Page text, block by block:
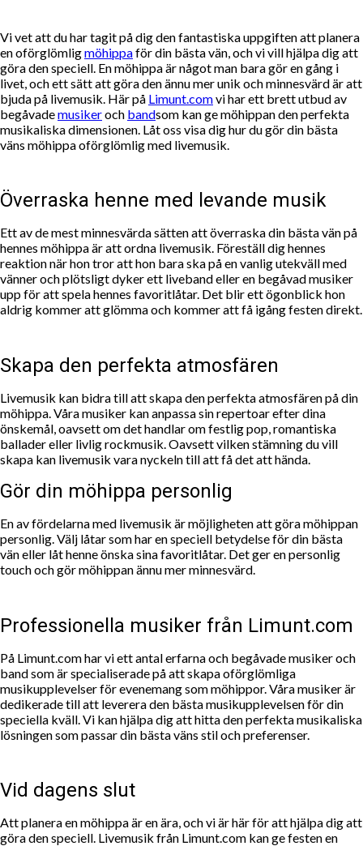
Vi vet att du har tagit på dig den fantastiska uppgiften att planera
en oförglömligmöhippaför din bästa vän, och vi vill hjälpa dig att
göra den speciell. En möhippa är något man bara gör en gång i
livet, och ett sätt att göra den ännu mer unik och minnesvärd är att
bjuda på livemusik. Här på Limunt.comvi har ett brett utbud av
begåvademusikeroch bandsom kan ge möhippan den perfekta
musikaliska dimensionen. Låt oss visa dig hur du gör din bästa
väns möhippa oförglömlig med livemusik.
Överraska henne med levande musik
Ett av de mest minnesvärda sätten att överraska din bästa vän på
hennes möhippa är att ordna livemusik. Föreställ dig hennes
reaktion när hon tror att hon bara ska på en vanlig utekväll med
vänner och plötsligt dyker ett liveband eller en begåvad musiker
upp för att spela hennes favoritlåtar. Det blir ett ögonblick hon
aldrig kommer att glömma och kommer att få igång festen direkt.
Skapa den perfekta atmosfären
Livemusik kan bidra till att skapa den perfekta atmosfären på din
möhippa. Våra musiker kan anpassa sin repertoar efter dina
önskemål, oavsett om det handlar om festlig pop, romantiska
ballader eller livlig rockmusik. Oavsett vilken stämning du vill
skapa kan livemusik vara nyckeln till att få det att hända.
Gör din möhippa personlig
En av fördelarna med livemusik är möjligheten att göra möhippan
personlig. Välj låtar som har en speciell betydelse för din bästa
vän eller låt henne önska sina favoritlåtar. Det ger en personlig
touch och gör möhippan ännu mer minnesvärd.
Professionella musiker från Limunt.com
På Limunt.com har vi ett antal erfarna och begåvade musiker och
band som är specialiserade på att skapa oförglömliga
musikupplevelser för evenemang som möhippor. Våra musiker är
dedikerade till att leverera den bästa musikupplevelsen för din
speciella kväll. Vi kan hjälpa dig att hitta den perfekta musikaliska
lösningen som passar din bästa väns stil och preferenser.
Vid dagens slut
Att planera en möhippa är en ära, och vi är här för att hjälpa dig att
göra den speciell. Livemusik från Limunt.com kan ge festen en